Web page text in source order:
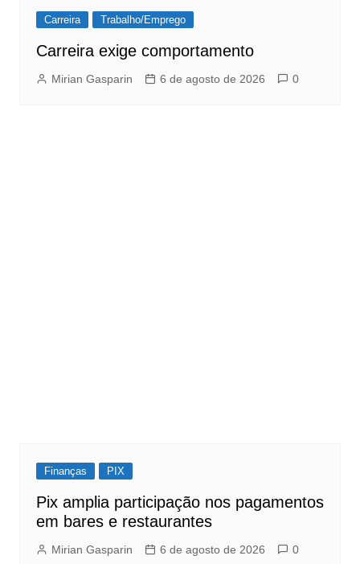
Carreira Trabalho/Emprego
Carreira exige comportamento
Mirian Gasparin 6 de agosto de 2026 0
Finanças PIX
Pix amplia participação nos pagamentos
em bares e restaurantes
Mirian Gasparin 6 de agosto de 2026 0